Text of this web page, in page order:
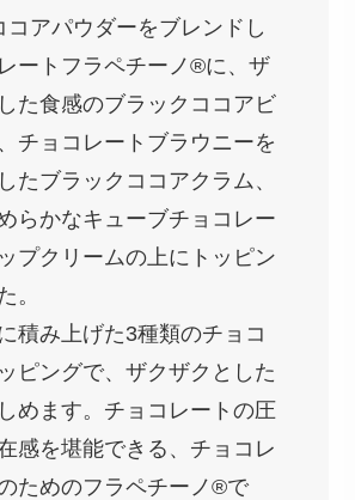
コアパウダーをブレンドし
ートフラペチーノ®に、ザ
た食感のブラックココアビ
チョコレートブラウニーを
たブラックココアクラム、
らかなキューブチョコレー
プクリームの上にトッピン
。
積み上げた3種類のチョコ
ピングで、ザクザクとした
めます。チョコレートの圧
感を堪能できる、チョコレ
ためのフラペチーノ®で